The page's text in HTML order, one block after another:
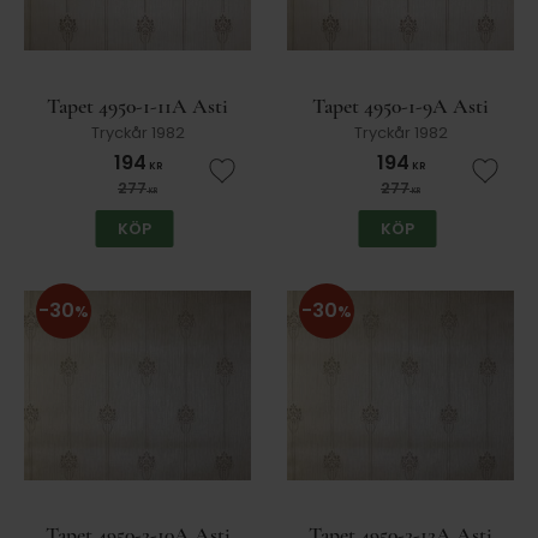
Tapet 4950-1-11A Asti
Tryckår 1982
194 KR
277KR Lägg till i favoriter
KÖP
Tapet 4950-1-9A Asti
Tryckår 1982
194 KR
277KR Lägg
KÖP
30% 30%